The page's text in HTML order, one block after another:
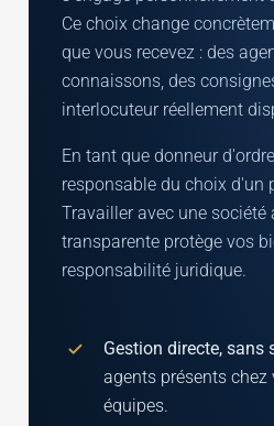
Ce choix change
que vous recevez : des
connaissons, des
interlocuteur réellement
En tant que donneur
responsable du choix d'un
Travailler avec une société
transparente protège vos
responsabilité juridique.
Gestion directe, sans
agents présents
équipes.